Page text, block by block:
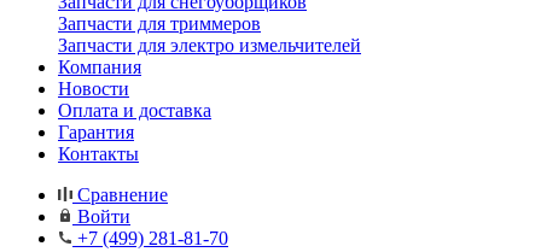
Запчасти для триммеров
Запчасти для электро измельчителей
Компания
Новости
Оплата и доставка
Гарантия
Контакты
Сравнение
Войти
+7 (499) 281-81-70